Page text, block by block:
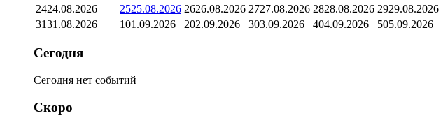
2424.08.2026 2525.08.2026 2626.08.2026 2727.08.2026 2828.08.2026 2929.08.2026
3131.08.2026 101.09.2026 202.09.2026 303.09.2026 404.09.2026 505.09.2026
Сегодня
Сегодня нет событий
Скоро